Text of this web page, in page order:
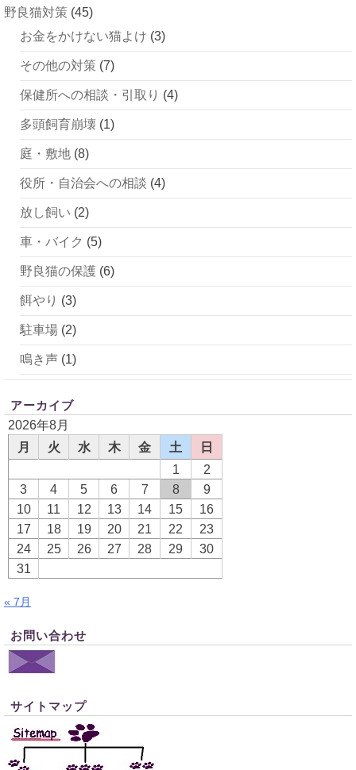
野良猫対策 (45)
お金をかけない猫よけ (3)
その他の対策 (7)
保健所への相談・引取り (4)
多頭飼育崩壊 (1)
庭・敷地 (8)
役所・自治会への相談 (4)
放し飼い (2)
車・バイク (5)
野良猫の保護 (6)
餌やり (3)
駐車場 (2)
鳴き声 (1)
アーカイブ
2026年8月
月
火 水 木 金 土
日
1
2
3
4 5 6 7 8
9
10
11 12 13 14 15
16
17
18 19 20 21 22
23
24
25 26 27 28 29
30
31
« 7月
お問い合わせ
サイトマップ